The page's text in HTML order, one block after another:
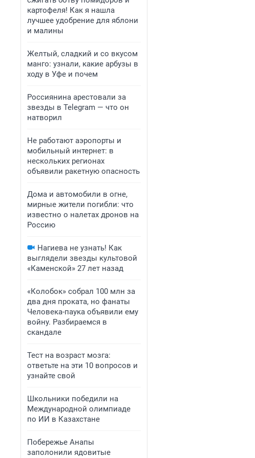
картофеля! Как я нашла
лучшее удобрение для яблони
и малины
Желтый, сладкий и со вкусом
манго: узнали, какие арбузы в
ходу в Уфе и почем
Россиянина арестовали за
звезды в Telegram — что он
натворил
Не работают аэропорты и
мобильный интернет: в
нескольких регионах
объявили ракетную опасность
Дома и автомобили в огне,
мирные жители погибли: что
известно о налетах дронов на
Россию
Нагиева не узнать! Как
выглядели звезды культовой
«Каменской» 27 лет назад
«Колобок» собрал 100 млн за
два дня проката, но фанаты
Человека-паука объявили ему
войну. Разбираемся в
скандале
Тест на возраст мозга:
ответьте на эти 10 вопросов и
узнайте свой
Школьники победили на
Международной олимпиаде
по ИИ в Казахстане
Побережье Анапы
заполонили ядовитые